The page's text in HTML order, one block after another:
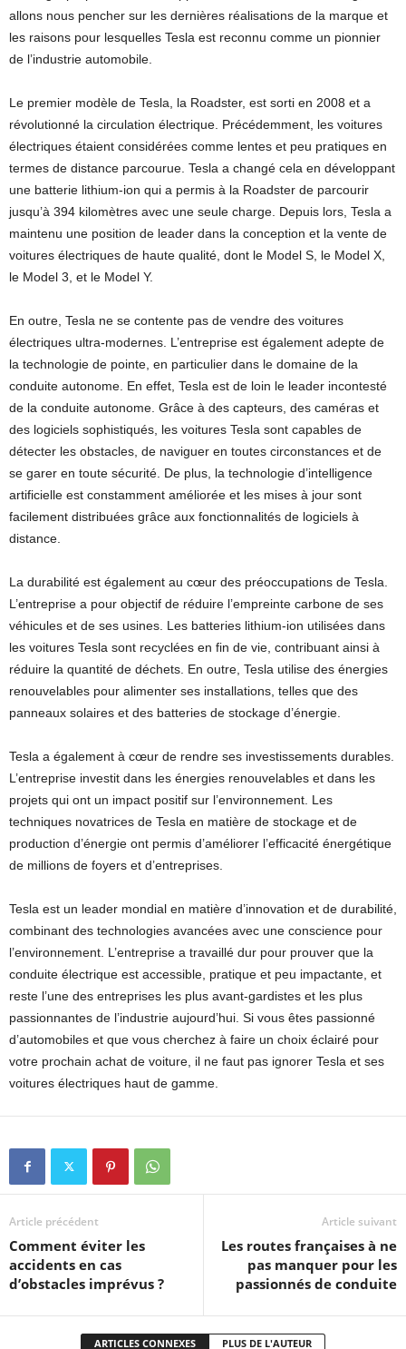
allons nous pencher sur les dernières réalisations de la marque et
les raisons pour lesquelles Tesla est reconnu comme un pionnier
de l’industrie automobile.
Le premier modèle de Tesla, la Roadster, est sorti en 2008 et a
révolutionné la circulation électrique. Précédemment, les voitures
électriques étaient considérées comme lentes et peu pratiques en
termes de distance parcourue. Tesla a changé cela en développant
une batterie lithium-ion qui a permis à la Roadster de parcourir
jusqu’à 394 kilomètres avec une seule charge. Depuis lors, Tesla a
maintenu une position de leader dans la conception et la vente de
voitures électriques de haute qualité, dont le Model S, le Model X,
le Model 3, et le Model Y.
En outre, Tesla ne se contente pas de vendre des voitures
électriques ultra-modernes. L’entreprise est également adepte de
la technologie de pointe, en particulier dans le domaine de la
conduite autonome. En effet, Tesla est de loin le leader incontesté
de la conduite autonome. Grâce à des capteurs, des caméras et
des logiciels sophistiqués, les voitures Tesla sont capables de
détecter les obstacles, de naviguer en toutes circonstances et de
se garer en toute sécurité. De plus, la technologie d’intelligence
artificielle est constamment améliorée et les mises à jour sont
facilement distribuées grâce aux fonctionnalités de logiciels à
distance.
La durabilité est également au cœur des préoccupations de Tesla.
L’entreprise a pour objectif de réduire l’empreinte carbone de ses
véhicules et de ses usines. Les batteries lithium-ion utilisées dans
les voitures Tesla sont recyclées en fin de vie, contribuant ainsi à
réduire la quantité de déchets. En outre, Tesla utilise des énergies
renouvelables pour alimenter ses installations, telles que des
panneaux solaires et des batteries de stockage d’énergie.
Tesla a également à cœur de rendre ses investissements durables.
L’entreprise investit dans les énergies renouvelables et dans les
projets qui ont un impact positif sur l’environnement. Les
techniques novatrices de Tesla en matière de stockage et de
production d’énergie ont permis d’améliorer l’efficacité énergétique
de millions de foyers et d’entreprises.
Tesla est un leader mondial en matière d’innovation et de durabilité,
combinant des technologies avancées avec une conscience pour
l’environnement. L’entreprise a travaillé dur pour prouver que la
conduite électrique est accessible, pratique et peu impactante, et
reste l’une des entreprises les plus avant-gardistes et les plus
passionnantes de l’industrie aujourd’hui. Si vous êtes passionné
d’automobiles et que vous cherchez à faire un choix éclairé pour
votre prochain achat de voiture, il ne faut pas ignorer Tesla et ses
voitures électriques haut de gamme.
Article précédent
Comment éviter les
accidents en cas
d’obstacles imprévus ?
Article suivant
Les routes françaises à ne
pas manquer pour les
passionnés de conduite
ARTICLES CONNEXES PLUS DE L'AUTEUR